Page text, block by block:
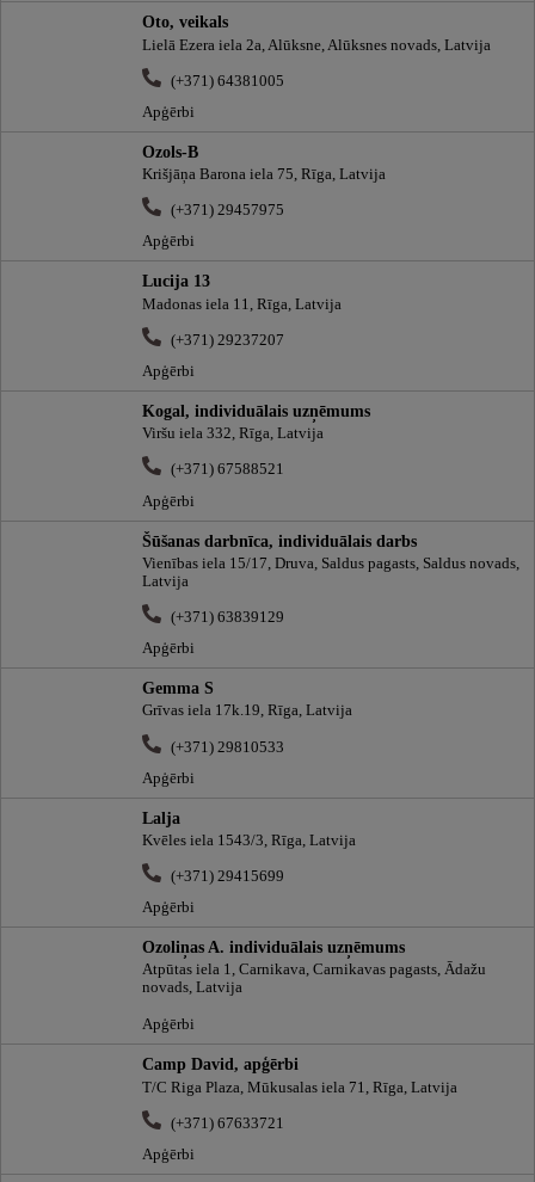
Oto, veikals
Lielā Ezera iela 2a, Alūksne, Alūksnes novads, Latvija
(+371) 64381005
Apģērbi
Ozols-B
Krišjāņa Barona iela 75, Rīga, Latvija
(+371) 29457975
Apģērbi
Lucija 13
Madonas iela 11, Rīga, Latvija
(+371) 29237207
Apģērbi
Kogal, individuālais uzņēmums
Viršu iela 332, Rīga, Latvija
(+371) 67588521
Apģērbi
Šūšanas darbnīca, individuālais darbs
Vienības iela 15/17, Druva, Saldus pagasts, Saldus novads,
Latvija
(+371) 63839129
Apģērbi
Gemma S
Grīvas iela 17k.19, Rīga, Latvija
(+371) 29810533
Apģērbi
Lalja
Kvēles iela 1543/3, Rīga, Latvija
(+371) 29415699
Apģērbi
Ozoliņas A. individuālais uzņēmums
Atpūtas iela 1, Carnikava, Carnikavas pagasts, Ādažu
novads, Latvija
Apģērbi
Camp David, apģērbi
T/C Riga Plaza, Mūkusalas iela 71, Rīga, Latvija
(+371) 67633721
Apģērbi